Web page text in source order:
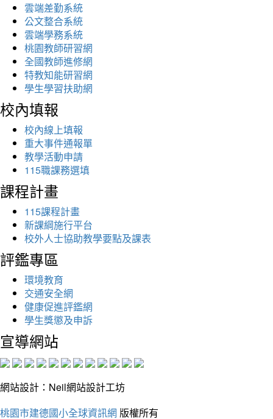
雲端差勤系統
公文整合系統
雲端學務系統
桃園教師研習網
全國教師進修網
特教知能研習網
學生學習扶助網
校內填報
校內線上填報
重大事件通報單
教學活動申請
115職課務選填
課程計畫
115課程計畫
新課綱施行平台
校外人士協助教學要點及課表
評鑑專區
環境教育
交通安全網
健康促進評鑑網
學生獎懲及申訴
宣導網站
網站設計：Neil網站設計工坊
桃園市建德國小全球資訊網 版權所有